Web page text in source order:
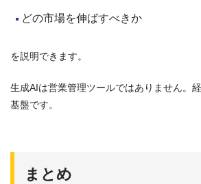
どの市場を伸ばすべきか
を説明できます。
生成AIは営業管理ツールではありません。
基盤です。
まとめ